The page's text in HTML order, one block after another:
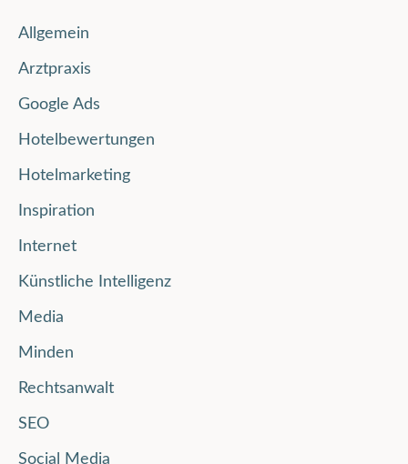
Allgemein
Arztpraxis
Google Ads
Hotelbewertungen
Hotelmarketing
Inspiration
Internet
Künstliche Intelligenz
Media
Minden
Rechtsanwalt
SEO
Social Media